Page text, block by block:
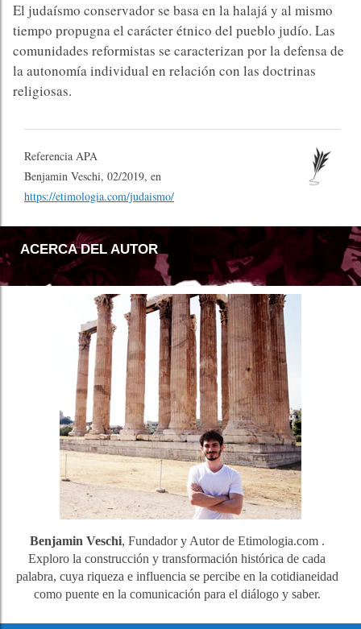
El judaísmo conservador se basa en la halajá y al mismo
tiempo propugna el carácter étnico del pueblo judío. Las
comunidades reformistas se caracterizan por la defensa de
la autonomía individual en relación con las doctrinas
religiosas.
Referencia APA
Benjamin Veschi, 02/2019, en
https://etimologia.com/judaismo/
ACERCA DEL AUTOR
Benjamin Veschi, Fundador y Autor de Etimologia.com .
Exploro la construcción y transformación histórica de cada
palabra, cuya riqueza e influencia se percibe en la cotidianeidad
como puente en la comunicación para el diálogo y saber.